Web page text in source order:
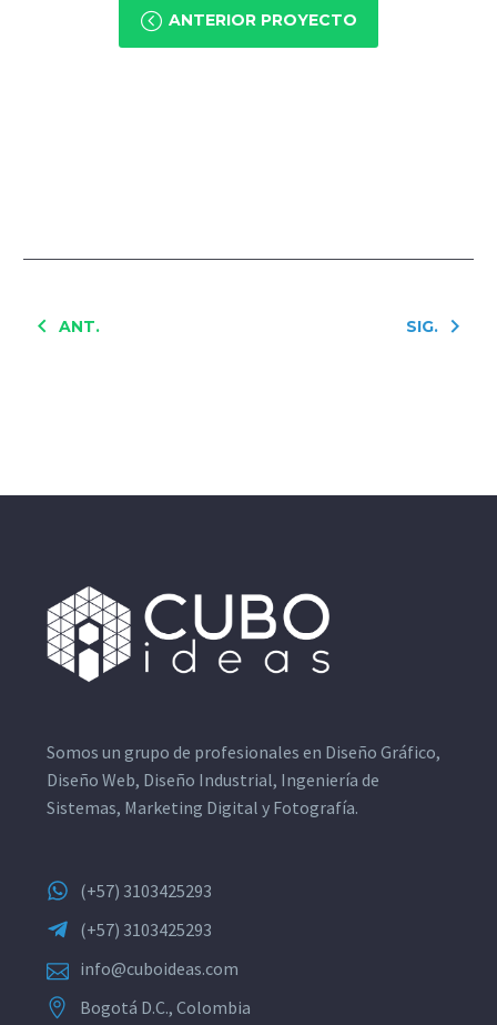
ANTERIOR PROYECTO
ANT. SIG.
Somos un grupo de profesionales en Diseño Gráfico,
Diseño Web, Diseño Industrial, Ingeniería de
Sistemas, Marketing Digital y Fotografía.
(+57) 3103425293
(+57) 3103425293
info@cuboideas.com
Bogotá D.C., Colombia